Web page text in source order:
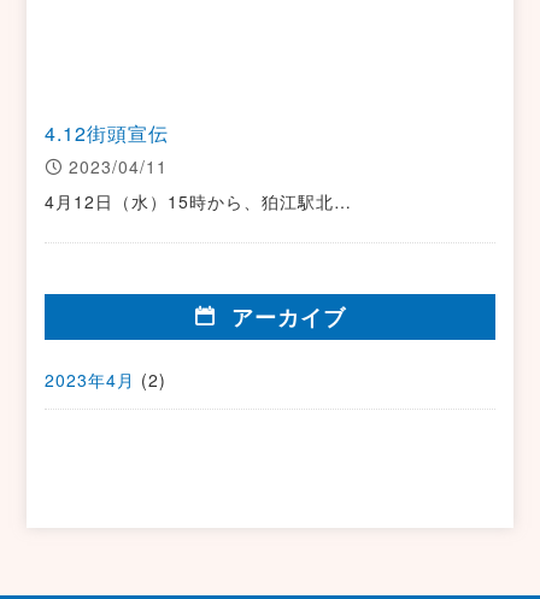
4.12街頭宣伝
2023/04/11
4月12日（水）15時から、狛江駅北…
アーカイブ
2023年4月 (2)